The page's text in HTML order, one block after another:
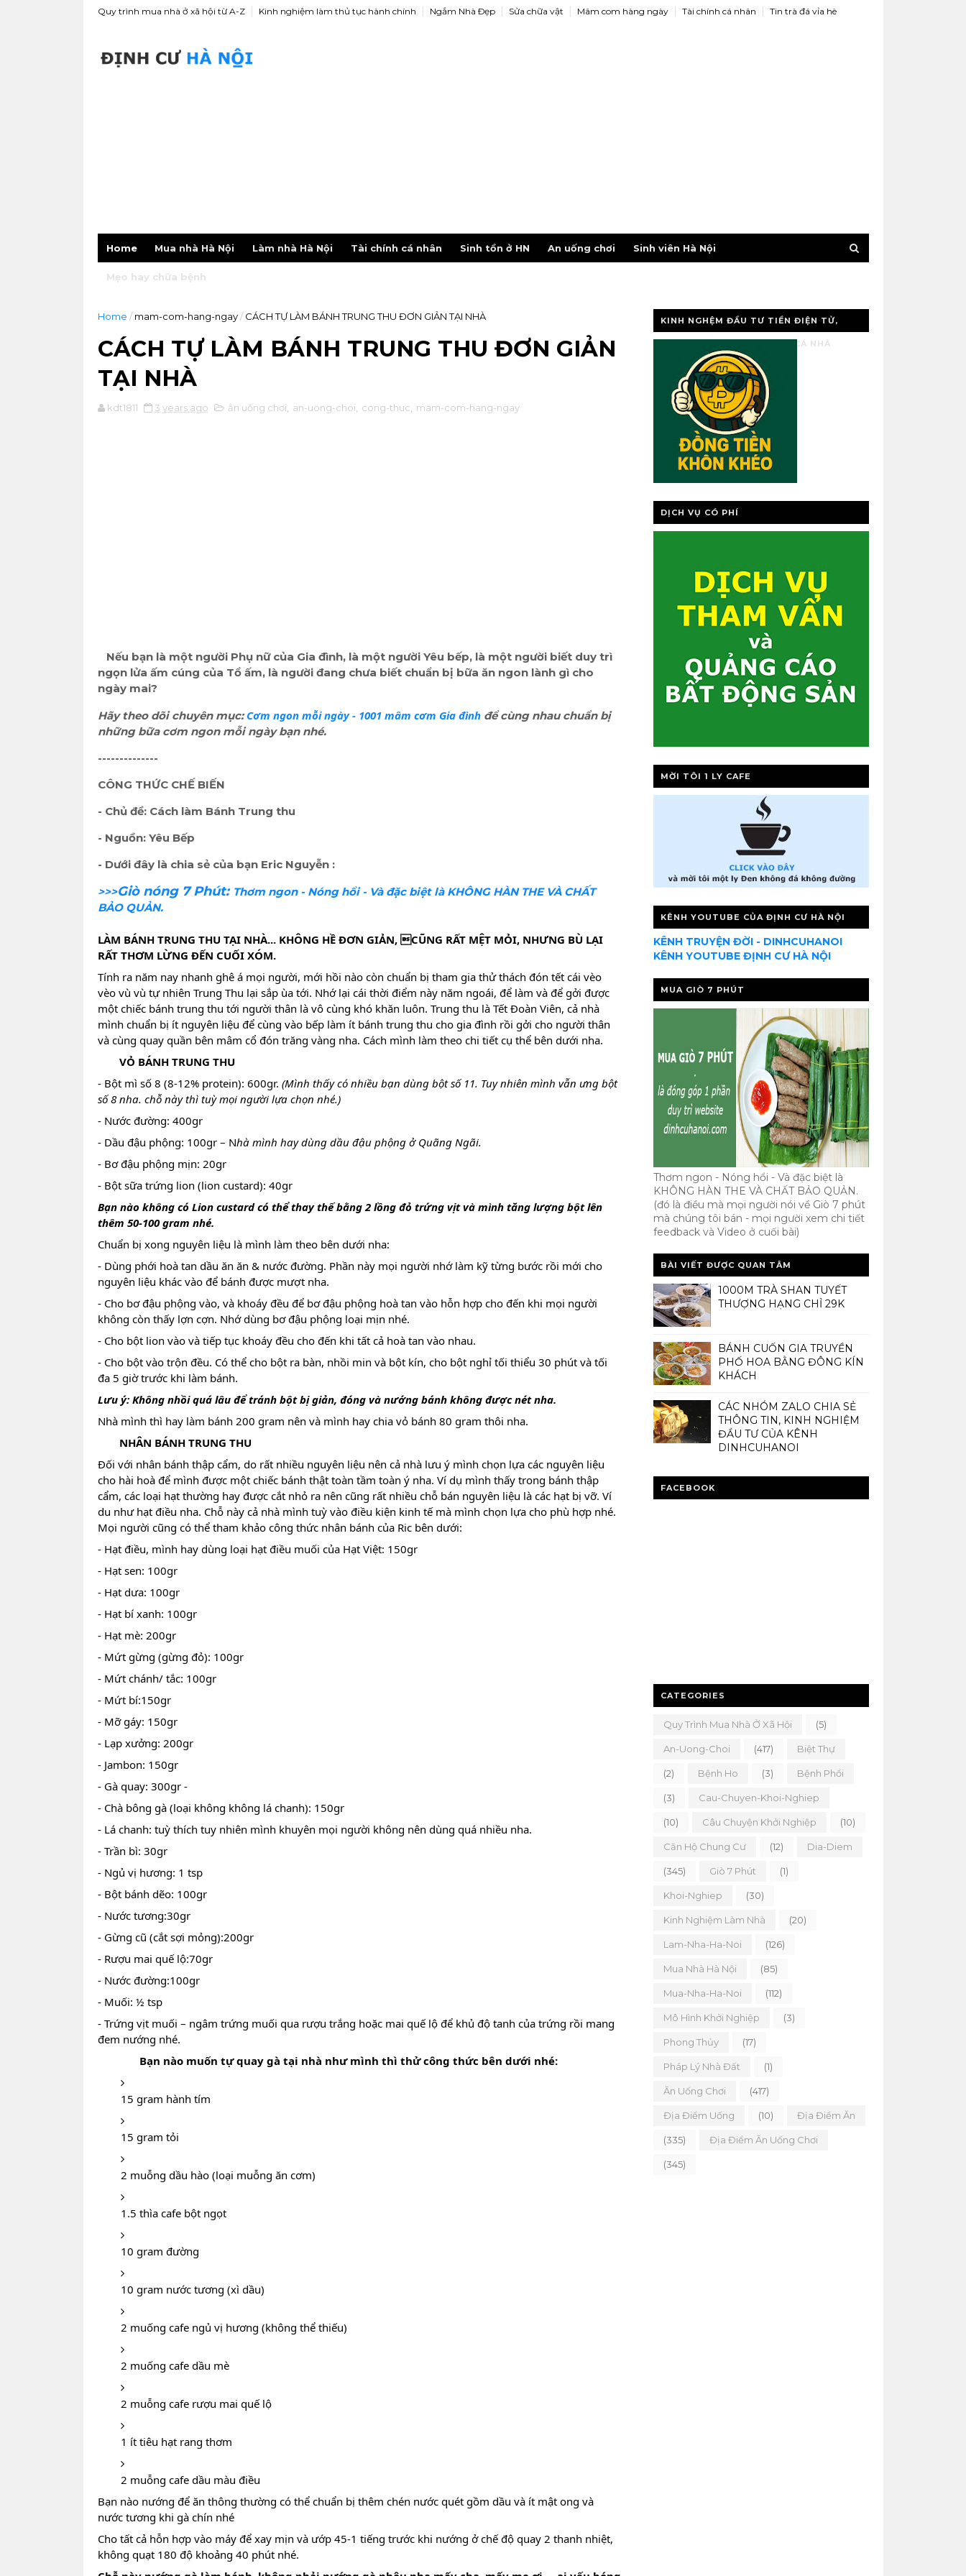
Quy trình mua nhà ở xã hội từ A-Z Kinh nghiệm làm thủ tục hành chính Ngắm Nhà Ðẹp Sửa chữa vật Mâm com hàng ngày Tài chính cá nhân Tin trà đá vỉa hè
Home Mua nhà Hà Nội Làm nhà Hà Nội Tài chính cá nhân Sinh tồn ở HN An uống chơi Sinh viên Hà Nội
Mẹo hay chữa bệnh
Home / mam-com-hang-ngay / CÁCH TỰ LÀM BÁNH TRUNG THU ĐƠN GIẢN TẠI NHÀ
CÁCH TỰ LÀM BÁNH TRUNG THU ĐƠN GIẢN
TẠI NHÀ
kdt1811 3 years ago ăn uống chơi an-uong-choi cong-thuc mam-com-hang-ngay
Nếu bạn là một người Phụ nữ của Gia đình, là một người Yêu bếp, là một người biết duy trì
ngọn lửa ấm cúng của Tổ ấm, là người đang chưa biết chuẩn bị bữa ăn ngon lành gì cho
ngày mai?
Hãy theo dõi chuyên mục: Cơm ngon mỗi ngày - 1001 mâm cơm Gia đình để cùng nhau chuẩn bị
những bữa cơm ngon mỗi ngày bạn nhé.
--------------
CÔNG THỨC CHẾ BIẾN
- Chủ đề: Cách làm Bánh Trung thu
- Nguồn: Yêu Bếp
- Dưới đây là chia sẻ của bạn Eric Nguyễn:
>>>Giò nóng 7 Phút: Thơm ngon - Nóng hổi - Và đặc biệt là KHÔNG HÀN THE VÀ CHẤT
BẢO QUẢN.
LÀM BÁNH TRUNG THU TẠI NHÀ... KHÔNG HỀ ĐƠN GIẢN, CŨNG RẤT MỆT MỎI, NHƯNG BÙ LẠI
RẤT THƠM LỪNG ĐẾN CUỐI XÓM.
Tính ra năm nay nhanh ghê á mọi người, mới hồi nào còn chuẩn bị tham gia thử thách đón tết cái vèo
vèo vù vù tự nhiên Trung Thu lại sắp ùa tới. Nhớ lại cái thời điểm này năm ngoái, để làm và để gởi được
một chiếc bánh trung thu tới người thân là vô cùng khó khăn luôn. Trung thu là Tết Đoàn Viên, cả nhà
mình chuẩn bị ít nguyên liệu để cùng vào bếp làm ít bánh trung thu cho gia đình rồi gởi cho người thân
và cùng quay quần bên mâm cổ đón trăng vàng nha. Cách mình làm theo chi tiết cụ thể bên dưới nha.
VỎ BÁNH TRUNG THU
- Bột mì số 8 (8-12% protein): 600gr. (Mình thấy có nhiều bạn dùng bột số 11. Tuy nhiên mình vẫn ưng bột
số 8 nha. chỗ này thì tuỳ mọi người lựa chọn nhé.)
- Nước đường: 400gr
- Dầu đậu phộng: 100gr – Nhà mình hay dùng dầu đậu phộng ở Quãng Ngãi.
- Bơ đậu phộng mịn: 20gr
- Bột sữa trứng lion (lion custard): 40gr
Bạn nào không có Lion custard có thể thay thế bằng 2 lồng đỏ trứng vịt và mình tăng lượng bột lên
thêm 50-100 gram nhé.
Chuẩn bị xong nguyên liệu là mình làm theo bên dưới nha:
- Dùng phới hoà tan dầu ăn ăn & nước đường. Phần này mọi người nhớ làm kỹ từng bước rồi mới cho
nguyên liệu khác vào để bánh được mượt nha.
- Cho bơ đậu phộng vào, và khoáy đều để bơ đậu phộng hoà tan vào hỗn hợp cho đến khi mọi người
không còn thấy lợn cợn. Nhớ dùng bơ đậu phộng loại mịn nhé.
- Cho bột lion vào và tiếp tục khoáy đều cho đến khi tất cả hoà tan vào nhau.
- Cho bột vào trộn đều. Có thể cho bột ra bàn, nhồi min và bột kín, cho bột nghỉ tối thiểu 30 phút và tối
đa 5 giờ trước khi làm bánh.
Lưu ý: Không nhồi quá lâu để tránh bột bị giản, đóng và nướng bánh không được nét nha.
Nhà mình thì hay làm bánh 200 gram nên và mình hay chia vỏ bánh 80 gram thôi nha.
NHÂN BÁNH TRUNG THU
Đối với nhân bánh thập cẩm, do rất nhiều nguyên liệu nên cả nhà lưu ý mình chọn lựa các nguyên liệu
cho hài hoà để mình được một chiếc bánh thật toàn tầm toàn ý nha. Ví dụ mình thấy trong bánh thập
cẩm, các loại hạt thường hay được cắt nhỏ ra nên cũng rất nhiều chỗ bán nguyên liệu là các hạt bị vỡ. Ví
du như hạt điều nha. Chỗ này cả nhà mình tuỳ vào điều kiện kinh tế mà mình chọn lựa cho phù hợp nhé.
Mọi người cũng có thể tham khảo công thức nhân bánh của Ric bên dưới:
- Hạt điều, mình hay dùng loại hạt điều muối của Hạt Việt: 150gr
- Hạt sen: 100gr
- Hạt dưa: 100gr
- Hạt bí xanh: 100gr
- Hạt mè: 200gr
- Mứt gừng (gừng đỏ): 100gr
- Mứt chánh/ tắc: 100gr
- Mứt bí:150gr
- Mỡ gáy: 150gr
- Lạp xưởng: 200gr
- Jambon: 150gr
- Gà quay: 300gr -
- Chà bông gà (loại không không lá chanh): 150gr
- Lá chanh: tuỳ thích tuy nhiên mình khuyên mọi người không nên dùng quá nhiều nha.
- Trần bì: 30gr
- Ngủ vị hương: 1 tsp
- Bột bánh dẽo: 100gr
- Nước tương:30gr
- Gừng cũ (cắt sợi mỏng):200gr
- Rượu mai quế lộ:70gr
- Nước đường:100gr
- Muối: ½ tsp
- Trứng vịt muối – ngâm trứng muối qua rượu trắng hoặc mai quế lộ để khủ độ tanh của trứng rồi mang
đem nướng nhé.
Bạn nào muốn tự quay gà tại nhà như mình thì thử công thức bên dưới nhé:
15 gram hành tím
15 gram tỏi
2 muỗng dầu hào (loại muỗng ăn cơm)
1.5 thìa cafe bột ngọt
10 gram đường
10 gram nước tương (xì dầu)
2 muống cafe ngủ vị hương (không thể thiếu)
2 muống cafe dầu mè
2 muỗng cafe rượu mai quế lộ
1 ít tiêu hạt rang thơm
2 muỗng cafe dầu màu điều
Bạn nào nướng để ăn thông thường có thể chuẩn bị thêm chén nước quét gồm dầu và ít mật ong và
nước tương khi gà chín nhé
Cho tất cả hỗn hợp vào máy để xay mịn và ướp 45-1 tiếng trước khi nướng ở chế độ quay 2 thanh nhiệt,
không quạt 180 độ khoảng 40 phút nhé.
KINH NGHỆM ĐẦU TƯ TIỀN ĐIỆN TỬ,
VÀNG, QUẢN LÝ TÀI CHÍNH CÁ NHÂ
DỊCH VỤ CÓ PHÍ
MỜI TÔI 1 LY CAFE
KÊNH YOUTUBE CỦA ĐỊNH CƯ HÀ NỘI
KÊNH TRUYỆN ĐỜI - DINHCUHANOI
KÊNH YOUTUBE ĐỊNH CƯ HÀ NỘI
MUA GIÒ 7 PHÚT
Thơm ngon - Nóng hổi - Và đặc biệt là
KHÔNG HÀN THE VÀ CHẤT BẢO QUẢN.
(đó là điều mà mọi người nói về Giò 7 phút
mà chúng tôi bán - mọi người xem chi tiết
feedback và Video ở cuối bài)
BÀI VIẾT ĐƯỢC QUAN TÂM
1000M TRÀ SHAN TUYẾT
THƯỢNG HẠNG CHỈ 29K
BÁNH CUỐN GIA TRUYỀN
PHỐ HOA BẰNG ĐÔNG KÍN
KHÁCH
CÁC NHÓM ZALO CHIA SẺ
THÔNG TIN, KINH NGHIỆM
ĐẦU TƯ CỦA KÊNH
DINHCUHANOI
FACEBOOK
CATEGORIES
Quy Trình Mua Nhà Ở Xã Hội (5)
An-Uong-Choi (417) Biệt Thự
(2) Bệnh Ho (3) Bệnh Phổi
(3) Cau-Chuyen-Khoi-Nghiep
(10) Câu Chuyện Khởi Nghiệp (10)
Căn Hộ Chung Cư (12) Dia-Diem
(345) Giò 7 Phút (1)
Khoi-Nghiep (30)
Kinh Nghiệm Làm Nhà (20)
Lam-Nha-Ha-Noi (126)
Mua Nhà Hà Nội (85)
Mua-Nha-Ha-Noi (112)
Mô Hình Khởi Nghiệp (3)
Phong Thủy (17)
Pháp Lý Nhà Đất (1)
Ăn Uống Chơi (417)
Địa Điểm Uống (10) Địa Điểm Ăn
(335) Địa Điểm Ăn Uống Chơi
(345)